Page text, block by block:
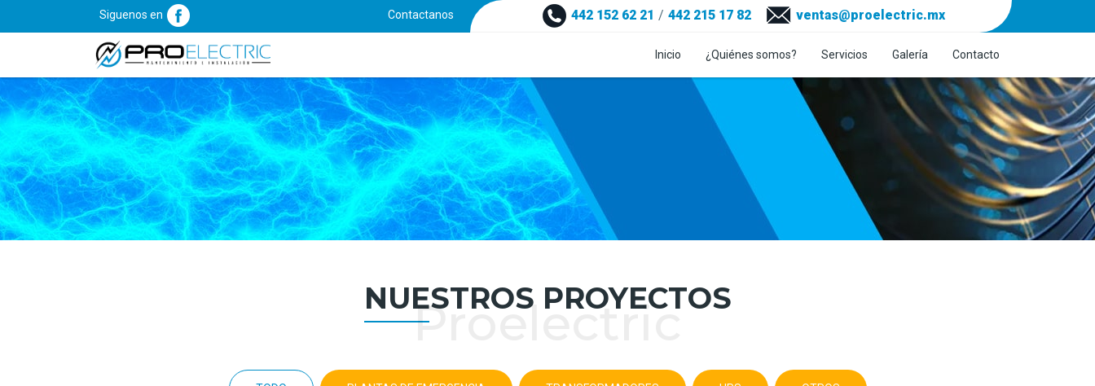
Siguenos en Contactanos 442 152 62 21 / 442 215 17 82 ventas@proelectric.mx
Inicio ¿Quiénes somos? Servicios Galería Contacto
NUESTROS PROYECTOS
Proelectric